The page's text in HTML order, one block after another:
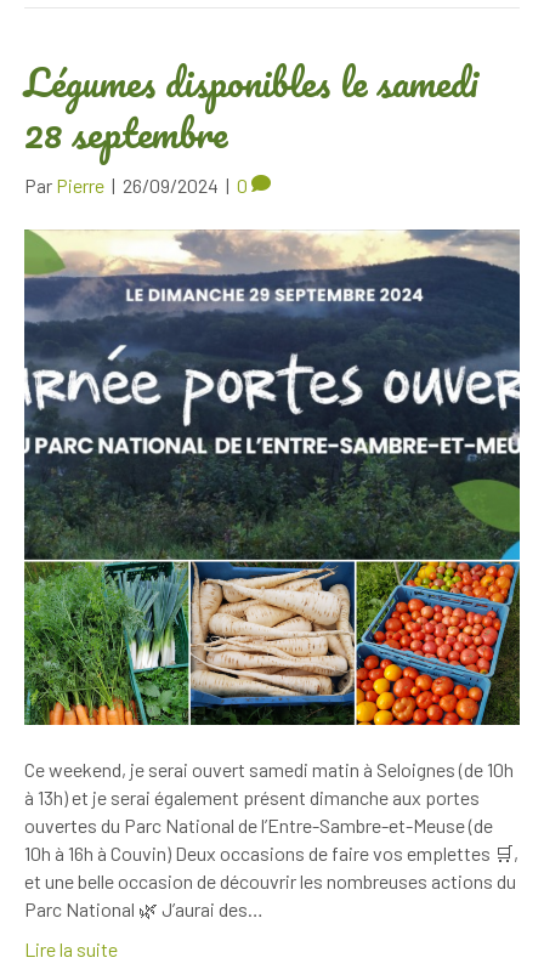
Légumes disponibles le samedi
28 septembre
Par Pierre | 26/09/2024 | 0
Ce weekend, je serai ouvert samedi matin à Seloignes (de 10h
à 13h) et je serai également présent dimanche aux portes
ouvertes du Parc National de l’Entre-Sambre-et-Meuse (de
10h à 16h à Couvin) Deux occasions de faire vos emplettes 🛒,
et une belle occasion de découvrir les nombreuses actions du
Parc National 🌿 J’aurai des…
Lire la suite